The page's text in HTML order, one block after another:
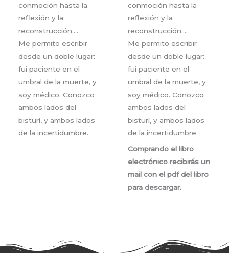
conmoción hasta la
reflexión y la
reconstrucción….
Me permito escribir
desde un doble lugar:
fui paciente en el
umbral de la muerte, y
soy médico. Conozco
ambos lados del
bisturí, y ambos lados
de la incertidumbre.
conmoción hasta la
reflexión y la
reconstrucción….
Me permito escribir
desde un doble lugar:
fui paciente en el
umbral de la muerte, y
soy médico. Conozco
ambos lados del
bisturí, y ambos lados
de la incertidumbre.
Comprando el libro
electrónico recibirás un
mail con el pdf del libro
para descargar.